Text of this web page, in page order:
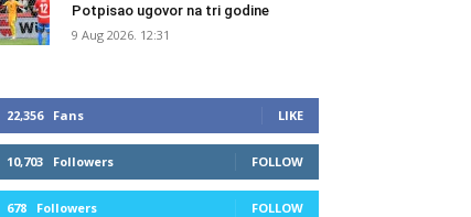
Potpisao ugovor na tri godine
9 Aug 2026. 12:31
22,356 Fans LIKE
10,703 Followers FOLLOW
678 Followers FOLLOW